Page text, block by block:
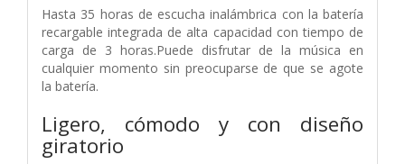
Hasta 35 horas de escucha inalámbrica con la batería
recargable integrada de alta capacidad con tiempo de
carga de 3 horas.Puede disfrutar de la música en
cualquier momento sin preocuparse de que se agote
la batería.
Ligero, cómodo y con diseño
giratorio